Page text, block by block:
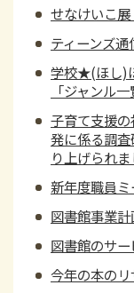
せなけいこ展
ティーンズ
学校★(ほし)
「ジャンル
子育て支援
発に係る調
り上げられ
新年度職員
図書館事業
図書館のサ
今年の本の